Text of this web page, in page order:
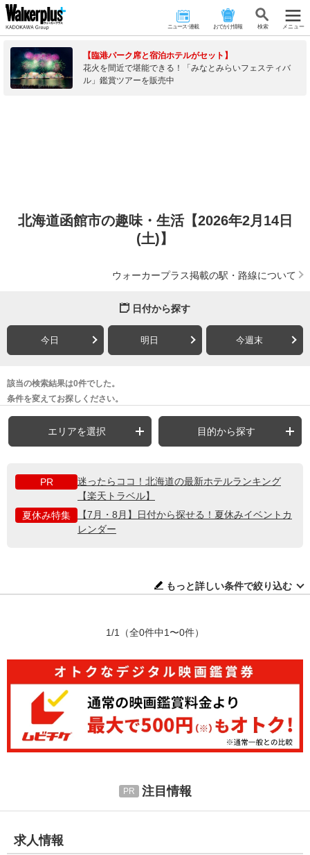
ニュース･連載 おでかけ情報 検 索 メニュー
【臨港パーク席と宿泊ホテルがセット】
花火を間近で堪能できる！「みなとみらいフェスティバ
ル」鑑賞ツアーを販売中
北海道函館市の趣味・生活【2026年2月14日
(土)】
ウォーカープラス掲載の駅・路線について
日付から探す
今日 明日 今週末
該当の検索結果は0件でした。
条件を変えてお探しください。
エリアを選択 目的から探す
PR
迷ったらココ！北海道の最新ホテルランキング
【楽天トラベル】
夏休み特集
【7月・8月】日付から探せる！夏休みイベントカ
レンダー
もっと詳しい条件で絞り込む
1/1 （全0件中1〜0件）
注目情報
求人情報